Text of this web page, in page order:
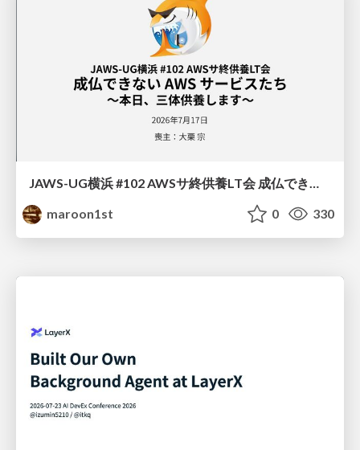
JAWS-UG横浜 #102 AWSサ終供養LT会 成仏できない AWS サービスたち 〜本日、三体供養します〜
maroon1st
0 330